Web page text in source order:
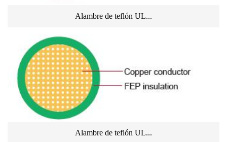
Alambre de teflón UL...
Alambre de teflón UL...